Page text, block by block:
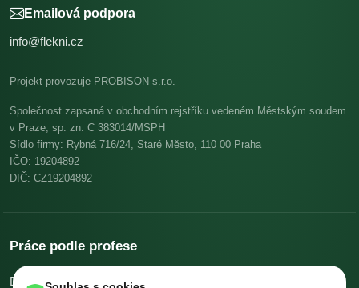
Emailová podpora
info@flekni.cz
Projekt provozuje PROBISON s.r.o.
Společnost zapsaná v obchodním rejstříku vedeném Městským soudem
v Praze, sp. zn. C 383014/MSPH
Sídlo firmy: Rybná 716/24, Staré Město, 110 00 Praha
IČO: 19204892
DIČ: CZ19204892
Práce podle profese
Dělníci v oblasti výstavby a údržby budov